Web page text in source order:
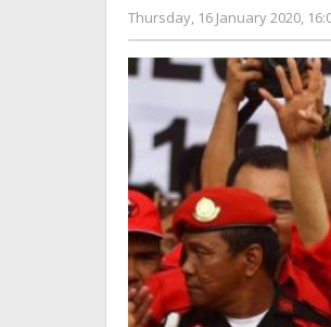
Thursday, 16 January 2020,